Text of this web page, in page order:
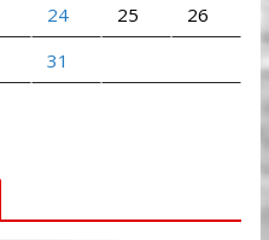
24 25
26
31